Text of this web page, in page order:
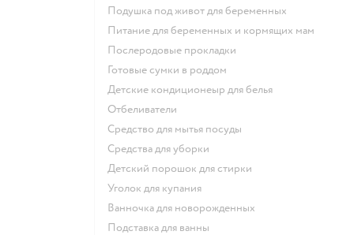
подушка под живот для беременных
питание для беременных и кормящих мам
послеродовые прокладки
готовые сумки в роддом
детские кондиционеыр для белья
отбеливатели
средство для мытья посуды
средства для уборки
детский порошок для стирки
уголок для купания
ванночка для новорожденных
подставка для ванны